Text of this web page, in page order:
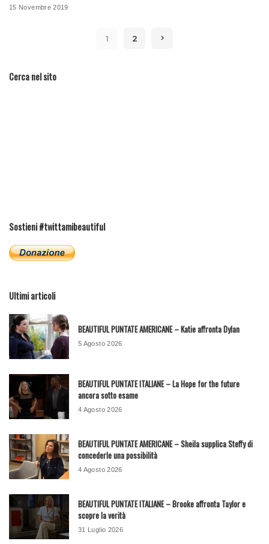
15 Novembre 2019
1 2
Cerca nel sito
Sostieni #twittamibeautiful
Ultimi articoli
BEAUTIFUL PUNTATE AMERICANE – Katie affronta Dylan
5 Agosto 2026
BEAUTIFUL PUNTATE ITALIANE – La Hope for the future
ancora sotto esame
4 Agosto 2026
BEAUTIFUL PUNTATE AMERICANE – Sheila supplica Steffy di
concederle una possibilità
4 Agosto 2026
BEAUTIFUL PUNTATE ITALIANE – Brooke affronta Taylor e
scopre la verità
31 Luglio 2026